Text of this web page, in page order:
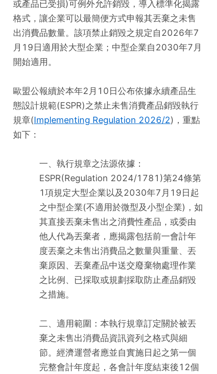
或產品已受損)可例外允許銷毀，導入標準化揭露
格式，讓企業可以最簡便方式申報其丟棄之未售
出消費品數量。該項禁止銷毀之規定自2026年7
月19日適用於大型企業；中型企業自2030年7月
開始適用。
歐盟公報續於本年2月10日公布依據永續產品生
態設計規範(ESPR)之禁止未售消費產品銷毀執行
規章(Implementing Regulation 2026/2)，重點
如下：
一、執行規章之法源依據：
ESPR(Regulation 2024/1781)第24條第
1項規定大型企業以及2030年7月19日起
之中型企業(不適用於微型及小型企業)，如
其直接丟棄未售出之消費性產品，或委由
他人代為丟棄者，應揭露包括前一會計年
度丟棄之未售出消費品之數量與重量、丟
棄原因、丟棄產品中送交廢棄物處理作業
之比例、已採取或規劃採取防止產品銷毀
之措施。
二、適用範圍：本執行規章訂定關於被丟
棄之未售出消費品資訊資列之格式與細
節。經濟運營者應並自實施日起之第一個
完整會計年度起，各會計年度結束後12個